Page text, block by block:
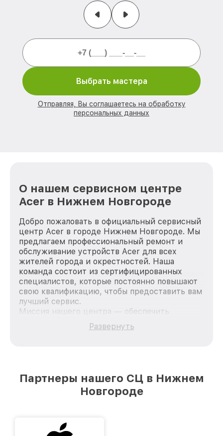
Выбрать мастера
Отправляя, Вы соглашаетесь на обработку
персональных данных
О нашем сервисном центре
Acer в Нижнем Новгороде
Добро пожаловать в официальный сервисный
центр Acer в городе Нижнем Новгороде. Мы
предлагаем профессиональный ремонт и
обслуживание устройств Acer для всех
жителей города и окрестностей. Наша
команда состоит из сертифицированных
специалистов, которые постоянно повышают
свою квалификацию, чтобы предоставить вам
лучший сервис.
Миссия нашего центра — обеспечить
качественный и доступный ремонт для
каждого пользователя продукции Acer, вне
лучшим сервисным центром Acer в городе
Нижнем Новгороде, постоянно повышая
Развернуть
Партнеры нашего СЦ в Нижнем
Новгороде